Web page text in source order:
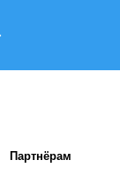
Партнёрам